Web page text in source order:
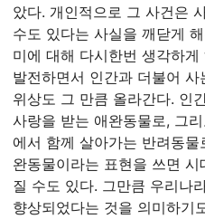
았다. 개인적으로 그 사건은
수도 있다는 사실을 깨닫게
미에 대해 다시한번 생각하
발전하면서 인간과 더불어
위상도 그 만큼 올라간다. 인
사랑을 받는 애완동물로, 그
에서 함께 살아가는 반려동
완동물이라는 표현을 쓰면
질 수도 있다. 그만큼 우리나
향상되었다는 것을 의미하기